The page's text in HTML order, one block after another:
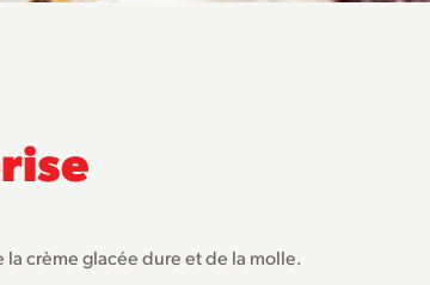
crème glacée dure et de la molle.